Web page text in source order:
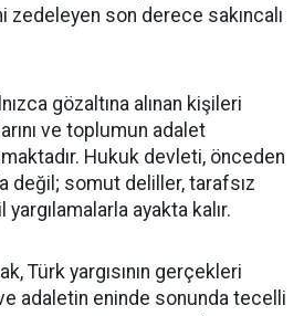
son derece sakıncalı
gözaltına alınan kişileri
ve toplumun adalet
Hukuk devleti, önceden
değil; somut deliller, tarafsız
ayakta kalır.
Türk yargısının gerçekleri
adaletin eninde sonunda tecelli